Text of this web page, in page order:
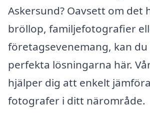
Askersund? Oavsett om det
bröllop, familjefotografier
företagsevenemang, kan
perfekta lösningarna här.
hjälper dig att enkelt
fotografer i ditt närområde.